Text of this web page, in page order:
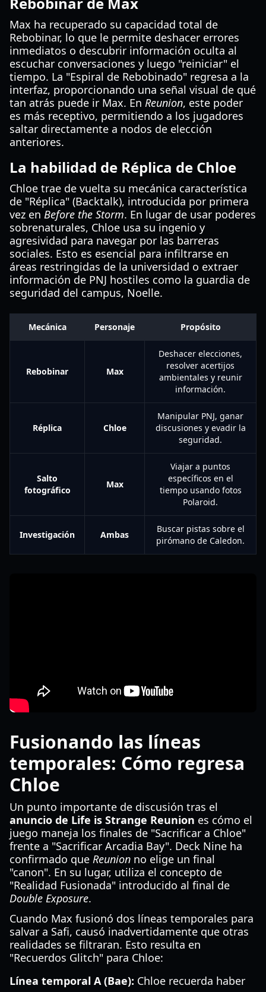
Max ha recuperado su capacidad total de
Rebobinar, lo que le permite deshacer errores
inmediatos o descubrir información oculta al
escuchar conversaciones y luego "reiniciar" el
tiempo. La "Espiral de Rebobinado" regresa a la
interfaz, proporcionando una señal visual de qué
tan atrás puede ir Max. En Reunion, este poder
es más receptivo, permitiendo a los jugadores
saltar directamente a nodos de elección
anteriores.
La habilidad de Réplica de Chloe
Chloe trae de vuelta su mecánica característica
de "Réplica" (Backtalk), introducida por primera
vez en Before the Storm. En lugar de usar poderes
sobrenaturales, Chloe usa su ingenio y
agresividad para navegar por las barreras
sociales. Esto es esencial para infiltrarse en
áreas restringidas de la universidad o extraer
información de PNJ hostiles como la guardia de
seguridad del campus, Noelle.
Mecánica Personaje Propósito
Rebobinar Max
Deshacer elecciones,
resolver acertijos
ambientales y reunir
información.
Réplica Chloe
Manipular PNJ, ganar
discusiones y evadir la
seguridad.
Salto
fotográfico
Max
Viajar a puntos
específicos en el
tiempo usando fotos
Polaroid.
Investigación Ambas
Buscar pistas sobre el
pirómano de Caledon.
Fusionando las líneas
temporales: Cómo regresa
Chloe
Un punto importante de discusión tras el
anuncio de Life is Strange Reunion es cómo el
juego maneja los finales de "Sacrificar a Chloe"
frente a "Sacrificar Arcadia Bay". Deck Nine ha
confirmado que Reunion no elige un final
"canon". En su lugar, utiliza el concepto de
"Realidad Fusionada" introducido al final de
Double Exposure.
Cuando Max fusionó dos líneas temporales para
salvar a Safi, causó inadvertidamente que otras
realidades se filtraran. Esto resulta en
"Recuerdos Glitch" para Chloe:
Línea temporal A (Bae): Chloe recuerda haber